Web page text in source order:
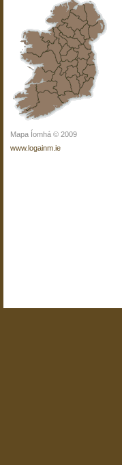
Mapa Íomhá © 2009
www.logainm.ie